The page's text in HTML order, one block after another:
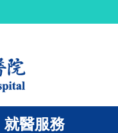
就醫服務